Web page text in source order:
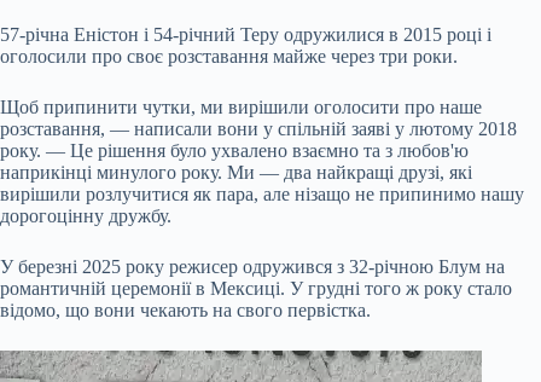
57-річна Еністон і 54-річний Теру одружилися в 2015 році і
оголосили про своє розставання майже через три роки.
Щоб припинити чутки, ми вирішили оголосити про наше
розставання, — написали вони у спільній заяві у лютому 2018
року. — Це рішення було ухвалено взаємно та з любов'ю
наприкінці минулого року. Ми — два найкращі друзі, які
вирішили розлучитися як пара, але нізащо не припинимо нашу
дорогоцінну дружбу.
У березні 2025 року режисер одружився з 32-річною Блум на
романтичній церемонії в Мексиці. У грудні того ж року стало
відомо, що вони чекають на свого первістка.